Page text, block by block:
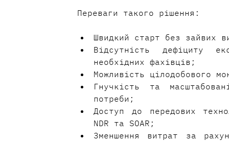
Переваги такого рішення:
Швидкий старт без зайвих
Відсутність дефіциту
необхідних фахівців;
Можливість цілодобового
Гнучкість та
потреби;
Доступ до передових
NDR та SOAR;
Зменшення витрат за